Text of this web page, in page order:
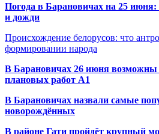
Погода в Барановичах на 25 июня:
и дожди
Происхождение белорусов: что
формировании народа
В Барановичах 26 июня возможны
плановых работ A1
В Барановичах назвали самые
новорождённых
В районе Гати пройдёт крупный